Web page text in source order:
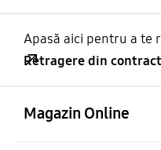
Apasă aici pentru a te
Retragere din contract
Magazin Online